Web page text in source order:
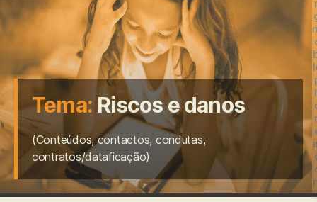
Tema: Riscos e danos
(Conteúdos, contactos, condutas,
contratos/dataficação)